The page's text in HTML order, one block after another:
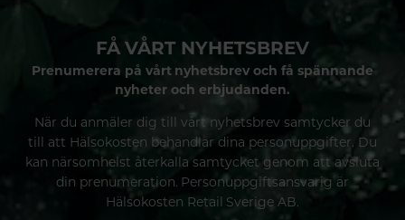
FÅ VÅRT NYHETSBREV
Prenumerera på vårt nyhetsbrev och få spännande
nyheter och erbjudanden.
När du anmäler dig till vårt nyhetsbrev samtycker du
till att Hälsokosten behandlar dina personuppgifter. Du
kan närsomhelst återkalla samtycket genom att avsluta
din prenumeration. Personuppgiftsansvarig är
Hälsokosten Retail Sverige AB.